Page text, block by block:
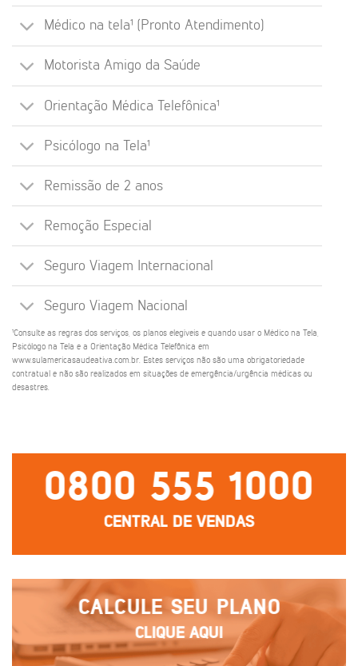
Médico na tela¹ (Pronto Atendimento)
Motorista Amigo da Saúde
Orientação Médica Telefônica¹
Psicólogo na Tela¹
Remissão de 2 anos
Remoção Especial
Seguro Viagem Internacional
Seguro Viagem Nacional
¹Consulte as regras dos serviços, os planos elegíveis e quando usar o Médico na Tela,
Psicólogo na Tela e a Orientação Médica Telefônica em
www.sulamericasaudeativa.com.br. Estes serviços não são uma obrigatoriedade
contratual e não são realizados em situações de emergência/urgência médicas ou
desastres.
0800 555 1000
CENTRAL DE VENDAS
CALCULE SEU PLANO
CLIQUE AQUI